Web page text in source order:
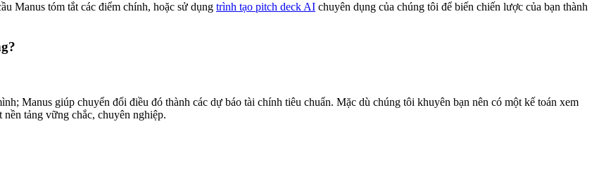
Manus tóm tắt các điểm chính, hoặc sử dụng trình tạo pitch deck AI chuyên dụng của chúng tôi để biến chiến lược của bạn thành
Manus giúp chuyển đổi điều đó thành các dự báo tài chính tiêu chuẩn. Mặc dù chúng tôi khuyên bạn nên có một kế toán xem
tảng vững chắc, chuyên nghiệp.